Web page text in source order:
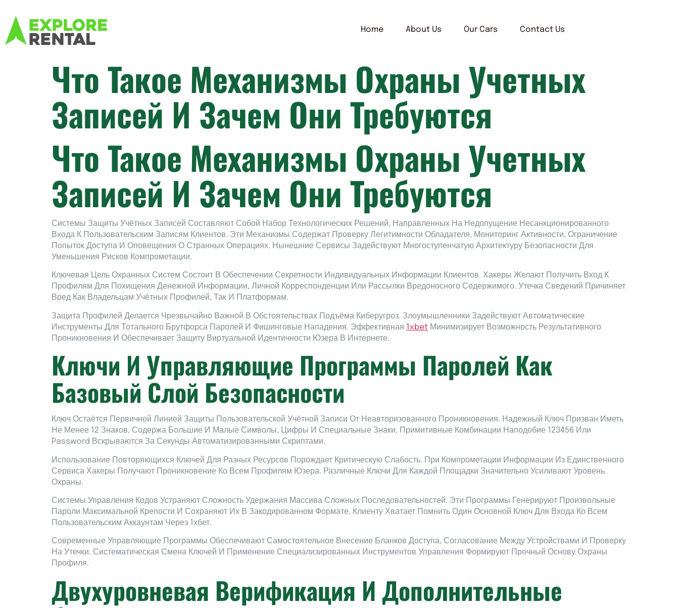
Home About Us Our Cars Contact Us
Что Такое Механизмы Охраны Учетных
Записей И Зачем Они Требуются
Что Такое Механизмы Охраны Учетных
Записей И Зачем Они Требуются
Системы Защиты Учётных Записей Составляют Собой Набор Технологических Решений, Направленных На Недопущение Несанкционированного
Входа К Пользовательским Записям Клиентов. Эти Механизмы Содержат Проверку Легитимности Обладателя, Мониторинг Активности, Ограничение
Попыток Доступа И Оповещения О Странных Операциях. Нынешние Сервисы Задействуют Многоступенчатую Архитектуру Безопасности Для
Уменьшения Рисков Компрометации.
Ключевая Цель Охранных Систем Состоит В Обеспечении Секретности Индивидуальных Информации Клиентов. Хакеры Желают Получить Вход К
Профилям Для Похищения Денежной Информации, Личной Корреспонденции Или Рассылки Вредоносного Содержимого. Утечка Сведений Причиняет
Вред Как Владельцам Учётных Профилей, Так И Платформам.
Защита Профилей Делается Чрезвычайно Важной В Обстоятельствах Подъёма Киберугроз. Злоумышленники Задействуют Автоматические
Инструменты Для Тотального Брутфорса Паролей И Фишинговые Нападения. Эффективная 1xbet Минимизирует Возможность Результативного
Проникновения И Обеспечивает Защиту Виртуальной Идентичности Юзера В Интернете.
Ключи И Управляющие Программы Паролей Как
Базовый Слой Безопасности
Ключ Остаётся Первичной Линией Защиты Пользовательской Учётной Записи От Неавторизованного Проникновения. Надежный Ключ Призван Иметь
Не Менее 12 Знаков, Содержа Большие И Малые Символы, Цифры И Специальные Знаки. Примитивные Комбинации Наподобие 123456 Или
Password Вскрываются За Секунды Автоматизированными Скриптами.
Использование Повторяющихся Ключей Для Разных Ресурсов Порождает Критическую Слабость. При Компрометации Информации Из Единственного
Сервиса Хакеры Получают Проникновение Ко Всем Профилям Юзера. Различные Ключи Для Каждой Площадки Значительно Усиливают Уровень
Охраны.
Системы Управления Кодов Устраняют Сложность Удержания Массива Сложных Последовательностей. Эти Программы Генерируют Произвольные
Пароли Максимальной Крепости И Сохраняют Их В Закодированном Формате. Клиенту Хватает Помнить Один Основной Ключ Для Входа Ко Всем
Пользовательским Аккаунтам Через 1хбет.
Современные Управляющие Программы Обеспечивают Самостоятельное Внесение Бланков Доступа, Согласование Между Устройствами И Проверку
На Утечки. Систематическая Смена Ключей И Применение Специализированных Инструментов Управления Формируют Прочный Основу Охраны
Профиля.
Двухуровневая Верификация И Дополнительные